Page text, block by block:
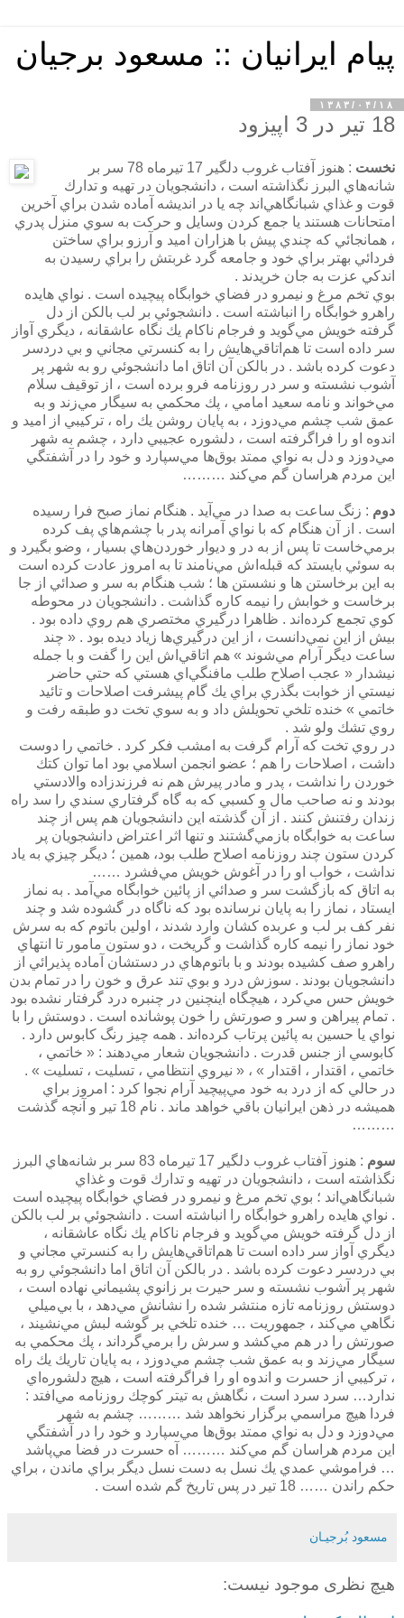
پیام ایرانیان :: مسعود برجیان
۱۳۸۳/۰۴/۱۸
18 تير در 3 اپيزود
نخست
: هنوز آفتاب غروب دلگير 17 تيرماه 78 سر بر
شانه‌هاي البرز نگذاشته است ، دانشجويان در تهيه و تدارك
قوت و غذاي شبانگاهي‌اند چه يا در انديشه آماده شدن براي آخرين
امتحانات هستند يا جمع كردن وسايل و حركت به سوي منزل پدري
، همانجائي كه چندي پيش با هزاران اميد و آرزو براي ساختن
فردائي بهتر براي خود و جامعه گرد غربتش را براي رسيدن به
اندكي عزت به جان خريدند .
بوي تخم مرغ و نيمرو در فضاي خوابگاه پيچيده است . نواي هايده
راهرو خوابگاه را انباشته است . دانشجوئي بر لب بالكن از دل
گرفته خويش مي‌گويد و فرجام ناكام يك نگاه عاشقانه ، ديگري آواز
سر داده است تا هم‌اتاقي‌هايش را به كنسرتي مجاني و بي دردسر
دعوت كرده باشد . در بالكن آن اتاق اما دانشجوئي رو به شهر پر
آشوب نشسته و سر در روزنامه فرو برده است ، از توقيف سلام
مي‌خواند و نامه سعيد امامي ، پك محكمي به سيگار مي‌زند و به
عمق شب چشم مي‌دوزد ، به پايان روشن يك راه ، تركيبي از اميد و
اندوه او را فراگرفته است ، ‌دلشوره عجيبي دارد ، چشم به شهر
مي‌دوزد و دل به نواي ممتد بوق‌ها مي‌سپارد و خود را در آشفتگي
اين مردم هراسان گم مي‌كند ………
دوم : زنگ ساعت به صدا در مي‌آيد . هنگام نماز صبح فرا رسيده
است . از آن هنگام كه با نواي آمرانه پدر با چشم‌هاي پف كرده
برمي‌خاست تا پس از به در و ديوار خوردن‌هاي بسيار ، وضو بگيرد و
به سوئي بايستد كه قبله‌اش مي‌نامند تا به امروز عادت كرده است
به اين برخاستن ها و نشستن ها ؛ شب هنگام به سر و صدائي از جا
برخاست و خوابش را نيمه كاره گذاشت . دانشجويان در محوطه
كوي تجمع كرده‌اند . ظاهرا درگيري مختصري هم روي داده بود .
بيش از اين نمي‌دانست ، از اين درگيري‌ها زياد ديده بود . « چند
ساعت ديگر آرام مي‌شوند » هم اتاقي‌اش اين را گفت و با جمله
نيشدار « عجب اصلاح طلب مافنگي‌اي هستي كه حتي حاضر
نيستي از خوابت بگذري براي يك گام پيشرفت اصلاحات و تائيد
خاتمي » خنده تلخي تحويلش داد و به سوي تخت دو طبقه رفت و
روي تشك ولو شد .
در روي تخت كه آرام گرفت به امشب فكر كرد . خاتمي را دوست
داشت ، اصلاحات را هم ؛‌ عضو انجمن اسلامي بود اما توان كتك
خوردن را نداشت ، پدر و مادر پيرش هم نه فرزندزاده والادستي
بودند و نه صاحب مال و كسبي كه به گاه گرفتاري سندي را سد راه
زندان رفتنش كنند . از آن گذشته اين دانشجويان هم پس از چند
ساعت به خوابگاه بازمي‌گشتند و تنها اثر اعتراض دانشجويان پر
كردن ستون چند روزنامه اصلاح طلب بود، ‌همين ؛ ديگر چيزي به ياد
نداشت ، خواب او را در آغوش خويش مي‌فشرد ……
به اتاق كه بازگشت سر و صدائي از پائين خوابگاه مي‌آمد . به نماز
ايستاد ، نماز را به پايان نرسانده بود كه ناگاه در گشوده شد و چند
نفر كف بر لب و عربده كشان وارد شدند ، اولين باتوم كه به سرش
خود نماز را نيمه كاره گذاشت و گريخت ، دو ستون مامور تا انتهاي
راهرو صف كشيده بودند و با باتوم‌هاي در دستشان آماده پذيرائي از
دانشجويان بودند . سوزش درد و بوي تند عرق و خون را در تمام بدن
خويش حس مي‌كرد ، هيچگاه اينچنين در چنبره درد گرفتار نشده بود
. تمام پيراهن و سر و صورتش را خون پوشانده است . دوستش را با
نواي يا حسين به پائين پرتاب كرده‌اند . همه چيز رنگ كابوس دارد .
كابوسي از جنس قدرت . دانشجويان شعار مي‌دهند : « خاتمي ،
خاتمي ، اقتدار ، اقتدار » ، « نيروي انتظامي ، تسليت ، تسليت » .
در حالي كه از درد به خود مي‌پيچيد آرام نجوا كرد : امروز براي
هميشه در ذهن ايرانيان باقي خواهد ماند . نام 18 تير و آنچه گذشت
………
سوم
: هنوز آفتاب غروب دلگير 17 تيرماه 83 سر بر شانه‌هاي البرز
نگذاشته است ، دانشجويان در تهيه و تدارك قوت و غذاي
شبانگاهي‌اند ؛ بوي تخم مرغ و نيمرو در فضاي خوابگاه پيچيده است
. نواي هايده راهرو خوابگاه را انباشته است . دانشجوئي بر لب بالكن
از دل گرفته خويش مي‌گويد و فرجام ناكام يك نگاه عاشقانه ،
ديگري آواز سر داده است تا هم‌اتاقي‌هايش را به كنسرتي مجاني و
بي دردسر دعوت كرده باشد . در بالكن آن اتاق اما دانشجوئي رو به
شهر پر آشوب نشسته و سر حيرت بر زانوي پشيماني نهاده است ،
دوستش روزنامه تازه منتشر شده را نشانش مي‌دهد ، با بي‌ميلي
نگاهي مي‌كند ، جمهوريت … خنده تلخي بر گوشه لبش مي‌نشيند ،
صورتش را در هم مي‌كشد و سرش را برمي‌گرداند ، پك محكمي به
سيگار مي‌زند و به عمق شب چشم مي‌دوزد ، به پايان تاريك يك راه
، تركيبي از حسرت و اندوه او را فراگرفته است ، ‌هيچ دلشوره‌اي
ندارد… سرد سرد است ، نگاهش به تيتر كوچك روزنامه مي‌افتد :
فردا هيچ مراسمي برگزار نخواهد شد ……… چشم به شهر
مي‌دوزد و دل به نواي ممتد بوق‌ها مي‌سپارد و خود را در آشفتگي
اين مردم هراسان گم مي‌كند ……… آه حسرت در فضا مي‌پاشد
… فراموشي عمدي يك نسل به دست نسل ديگر براي ماندن ، براي
حكم راندن …… 18 تير در پس تاريخ گم شده است .
مسعود بُرجيـان
هیچ نظری موجود نیست: